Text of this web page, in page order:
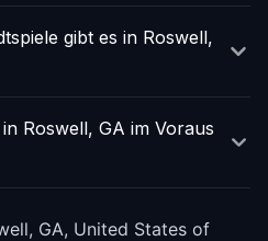
gibt es in Roswell,
Roswell, GA im Voraus
GA, United States of